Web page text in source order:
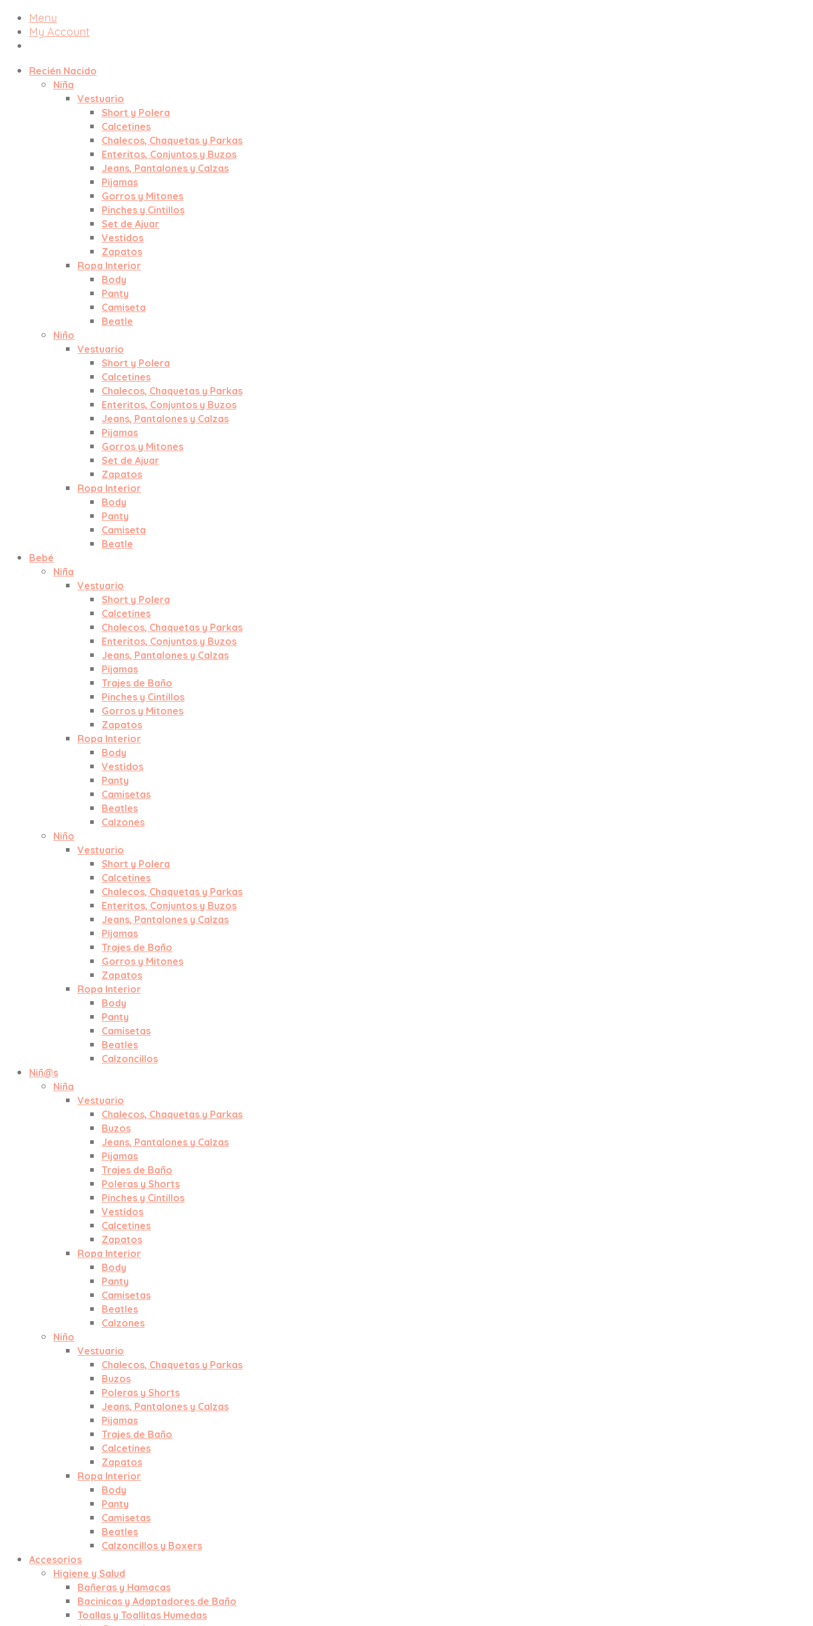
Menu
My Account
Recién Nacido
Niña
Vestuario
Short y Polera
Calcetines
Chalecos, Chaquetas y Parkas
Enteritos, Conjuntos y Buzos
Jeans, Pantalones y Calzas
Pijamas
Gorros y Mitones
Pinches y Cintillos
Set de Ajuar
Vestidos
Zapatos
Ropa Interior
Body
Panty
Camiseta
Beatle
Niño
Vestuario
Short y Polera
Calcetines
Chalecos, Chaquetas y Parkas
Enteritos, Conjuntos y Buzos
Jeans, Pantalones y Calzas
Pijamas
Gorros y Mitones
Set de Ajuar
Zapatos
Ropa Interior
Body
Panty
Camiseta
Beatle
Bebé
Niña
Vestuario
Short y Polera
Calcetines
Chalecos, Chaquetas y Parkas
Enteritos, Conjuntos y Buzos
Jeans, Pantalones y Calzas
Pijamas
Trajes de Baño
Pinches y Cintillos
Gorros y Mitones
Zapatos
Ropa Interior
Body
Vestidos
Panty
Camisetas
Beatles
Calzones
Niño
Vestuario
Short y Polera
Calcetines
Chalecos, Chaquetas y Parkas
Enteritos, Conjuntos y Buzos
Jeans, Pantalones y Calzas
Pijamas
Trajes de Baño
Gorros y Mitones
Zapatos
Ropa Interior
Body
Panty
Camisetas
Beatles
Calzoncillos
Niñ@s
Niña
Vestuario
Chalecos, Chaquetas y Parkas
Buzos
Jeans, Pantalones y Calzas
Pijamas
Trajes de Baño
Poleras y Shorts
Pinches y Cintillos
Vestidos
Calcetines
Zapatos
Ropa Interior
Body
Panty
Camisetas
Beatles
Calzones
Niño
Vestuario
Chalecos, Chaquetas y Parkas
Buzos
Poleras y Shorts
Jeans, Pantalones y Calzas
Pijamas
Trajes de Baño
Calcetines
Zapatos
Ropa Interior
Body
Panty
Camisetas
Beatles
Calzoncillos y Boxers
Accesorios
Higiene y Salud
Bañeras y Hamacas
Bacinicas y Adaptadores de Baño
Toallas y Toallitas Humedas